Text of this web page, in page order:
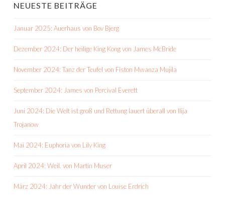
NEUESTE BEITRÄGE
Januar 2025: Auerhaus von Bov Bjerg
Dezember 2024: Der heilige King Kong von James McBride
November 2024: Tanz der Teufel von Fiston Mwanza Mujila
September 2024: James von Percival Everett
Juni 2024: Die Welt ist groß und Rettung lauert überall von Ilija
Trojanow
Mai 2024: Euphoria von Lily King
April 2024: Weil. von Martin Muser
März 2024: Jahr der Wunder von Louise Erdrich